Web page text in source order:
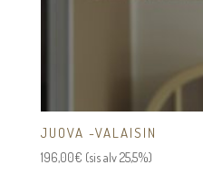
JUOVA -VALAISIN
196,00€ (sis alv 25,5%)